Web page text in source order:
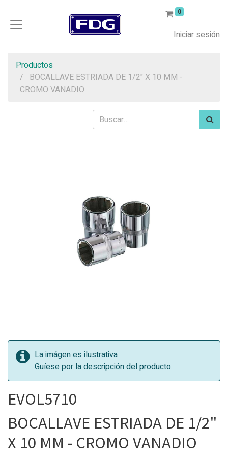
0
Iniciar sesión
Productos
BOCALLAVE ESTRIADA DE 1/2" X 10 MM -
CROMO VANADIO
La imágen es ilustrativa
Guíese por la descripción del producto.
EVOL5710
BOCALLAVE ESTRIADA DE 1/2"
X 10 MM - CROMO VANADIO